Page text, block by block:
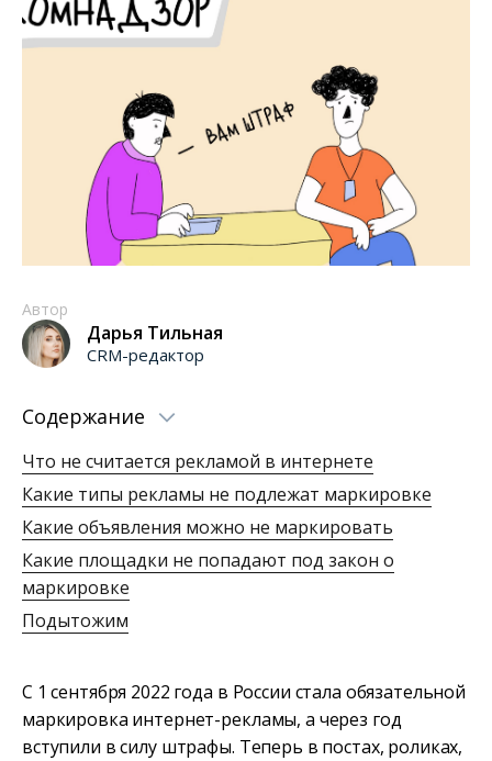
Автор
Дарья Тильная
CRM-редактор
Содержание
Что не считается рекламой в интернете
Какие типы рекламы не подлежат маркировке
Какие объявления можно не маркировать
Какие площадки не попадают под закон о
маркировке
Подытожим
С 1 сентября 2022 года в России стала обязательной
маркировка интернет-рекламы, а через год
вступили в силу штрафы. Теперь в постах, роликах,